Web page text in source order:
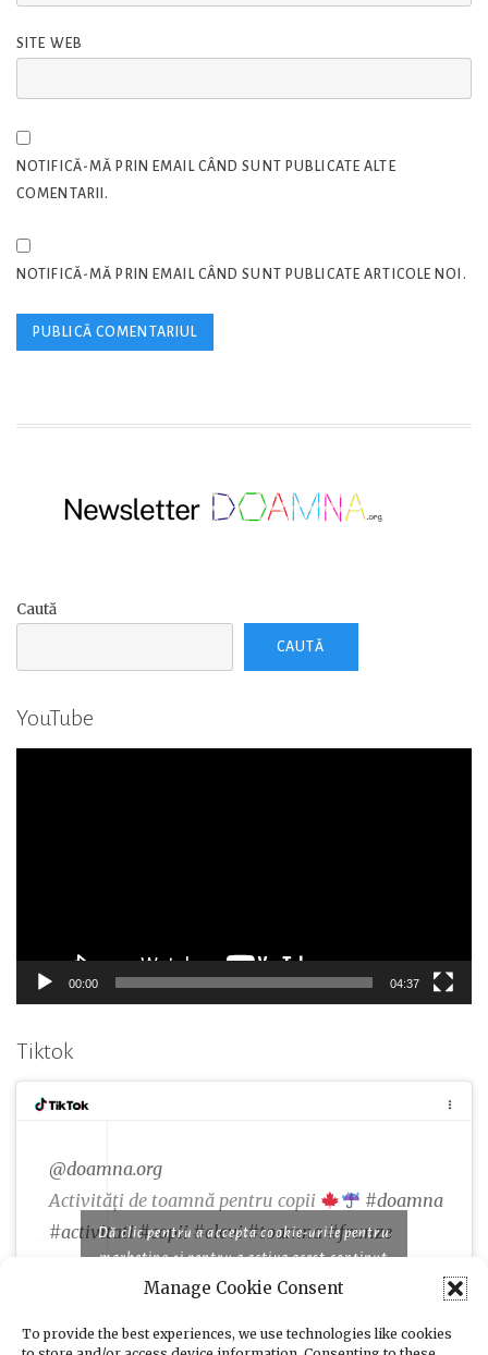
Manage Cookie Consent
To provide the best experiences, we use technologies like cookies
SITE WEB
NOTIFICĂ-MĂ PRIN EMAIL CÂND SUNT PUBLICATE ALTE
COMENTARII.
NOTIFICĂ-MĂ PRIN EMAIL CÂND SUNT PUBLICATE ARTICOLE NOI.
Caută
CAUTĂ
YouTube
00:00 04:37
Tiktok
@doamna.org
Activități de toamnă pentru copii
#doamna
#activitati #copii #elevi #toamna #frunze
♬ Famous piano songs for comedy and cooking
Dă clic pentru a accepta cookie-urile pentru
marketing și pentru a activa acest conținut